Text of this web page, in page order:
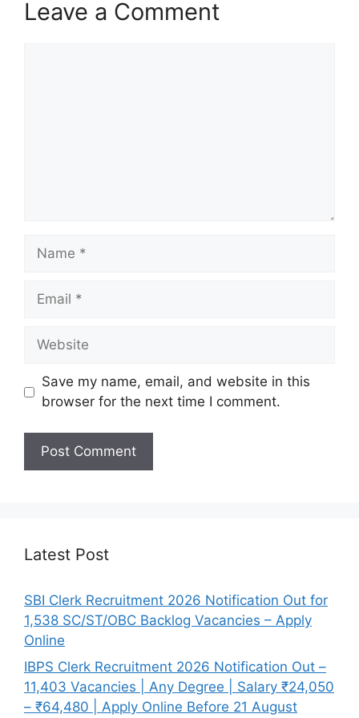
Leave a Comment
Name
Email
Website
Save my name, email, and website in this
browser for the next time I comment.
Latest Post
SBI Clerk Recruitment 2026 Notification Out for
1,538 SC/ST/OBC Backlog Vacancies – Apply
Online
IBPS Clerk Recruitment 2026 Notification Out –
11,403 Vacancies | Any Degree | Salary ₹24,050
– ₹64,480 | Apply Online Before 21 August